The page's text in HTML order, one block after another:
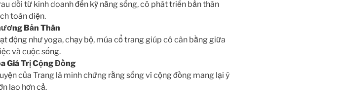
dồi từ kinh doanh đến kỹ năng sống, cô phát triển bản thân
toàn diện.
Bản Thân
động như yoga, chạy bộ, múa cổ trang giúp cô cân bằng giữa
và cuộc sống.
Giá Trị Cộng Đồng
của Trang là minh chứng rằng sống vì cộng đồng mang lại ý
lao hơn cả.